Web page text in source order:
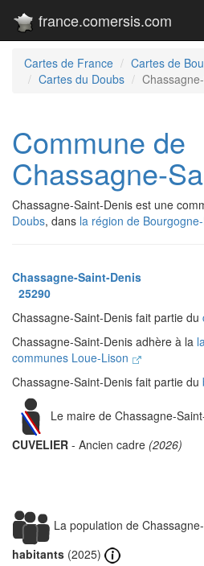
france.comersis.com
Cartes de France
Cartes de
Cartes du Doubs
Commune de
Chassagne-
Chassagne-Saint-Denis est une
Doubs, dans la région de
Chassagne-Saint-Denis
25290
Chassagne-Saint-Denis fait partie du
Chassagne-Saint-Denis adhère à la
communes Loue-Lison
Chassagne-Saint-Denis fait partie du
Le maire de Chassagne-
CUVELIER - Ancien cadre (2026)
La population de
habitants (2025)